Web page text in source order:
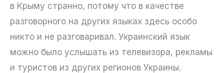
в Крыму странно, потому что в качестве
разговорного на других языках здесь особо
никто и не разговаривал. Украинский язык
можно было услышать из телевизора, рекламы
и туристов из других регионов Украины.